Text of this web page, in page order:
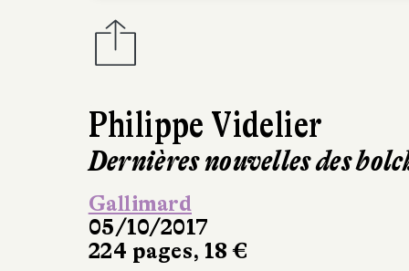
Philippe Videlier
Dernières nouvelles des
Gallimard
05/10/2017
224 pages, 18 €